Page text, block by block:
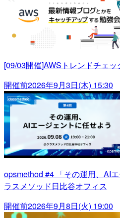
[09/03開催]AWSトレンドチェ
開催前2026年9月3日(木) 15:30
opsmethod #4 「その運用、AI
ラスメソッド日比谷オフィス
開催前2026年9月8日(火) 19:00